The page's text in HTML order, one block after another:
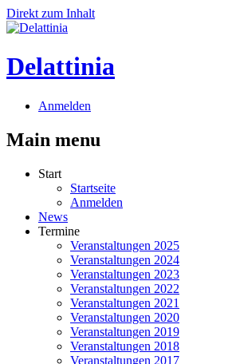
Direkt zum Inhalt
Delattinia
Anmelden
Main menu
Start
Startseite
Anmelden
News
Termine
Veranstaltungen 2025
Veranstaltungen 2024
Veranstaltungen 2023
Veranstaltungen 2022
Veranstaltungen 2021
Veranstaltungen 2020
Veranstaltungen 2019
Veranstaltungen 2018
Veranstaltungen 2017